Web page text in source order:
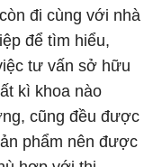
đi cùng với nhà
để tìm hiểu,
tư vấn sở hữu
kì khoa nào
cũng đều được
phẩm nên được